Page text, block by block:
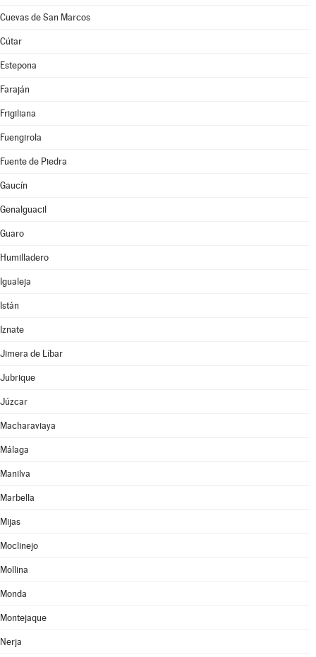
Cuevas de San Marcos
Cútar
Estepona
Faraján
Frigiliana
Fuengirola
Fuente de Piedra
Gaucín
Genalguacil
Guaro
Humilladero
Igualeja
Istán
Iznate
Jimera de Líbar
Jubrique
Júzcar
Macharaviaya
Málaga
Manilva
Marbella
Mijas
Moclinejo
Mollina
Monda
Montejaque
Nerja